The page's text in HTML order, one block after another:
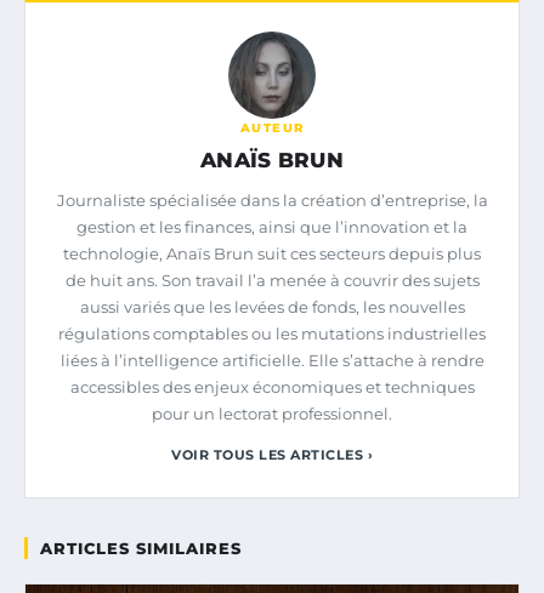
AUTEUR
ANAÏS BRUN
Journaliste spécialisée dans la création d’entreprise, la
gestion et les finances, ainsi que l’innovation et la
technologie, Anaïs Brun suit ces secteurs depuis plus
de huit ans. Son travail l’a menée à couvrir des sujets
aussi variés que les levées de fonds, les nouvelles
régulations comptables ou les mutations industrielles
liées à l’intelligence artificielle. Elle s’attache à rendre
accessibles des enjeux économiques et techniques
pour un lectorat professionnel.
VOIR TOUS LES ARTICLES ›
ARTICLES SIMILAIRES